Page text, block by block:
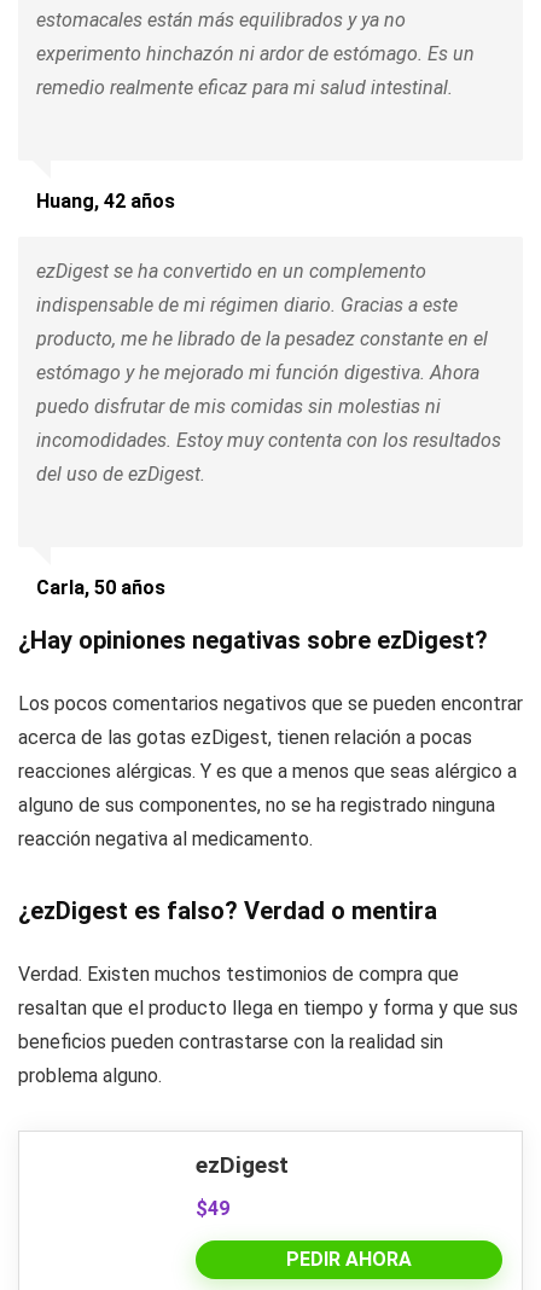
estomacales están más equilibrados y ya no
experimento hinchazón ni ardor de estómago. Es un
remedio realmente eficaz para mi salud intestinal.
Huang, 42 años
ezDigest se ha convertido en un complemento
indispensable de mi régimen diario. Gracias a este
producto, me he librado de la pesadez constante en el
estómago y he mejorado mi función digestiva. Ahora
puedo disfrutar de mis comidas sin molestias ni
incomodidades. Estoy muy contenta con los resultados
del uso de ezDigest.
Carla, 50 años
¿Hay opiniones negativas sobre ezDigest?
Los pocos comentarios negativos que se pueden encontrar
acerca de las gotas ezDigest, tienen relación a pocas
reacciones alérgicas. Y es que a menos que seas alérgico a
alguno de sus componentes, no se ha registrado ninguna
reacción negativa al medicamento.
¿ezDigest es falso? Verdad o mentira
Verdad. Existen muchos testimonios de compra que
resaltan que el producto llega en tiempo y forma y que sus
beneficios pueden contrastarse con la realidad sin
problema alguno.
ezDigest
$49
PEDIR AHORA